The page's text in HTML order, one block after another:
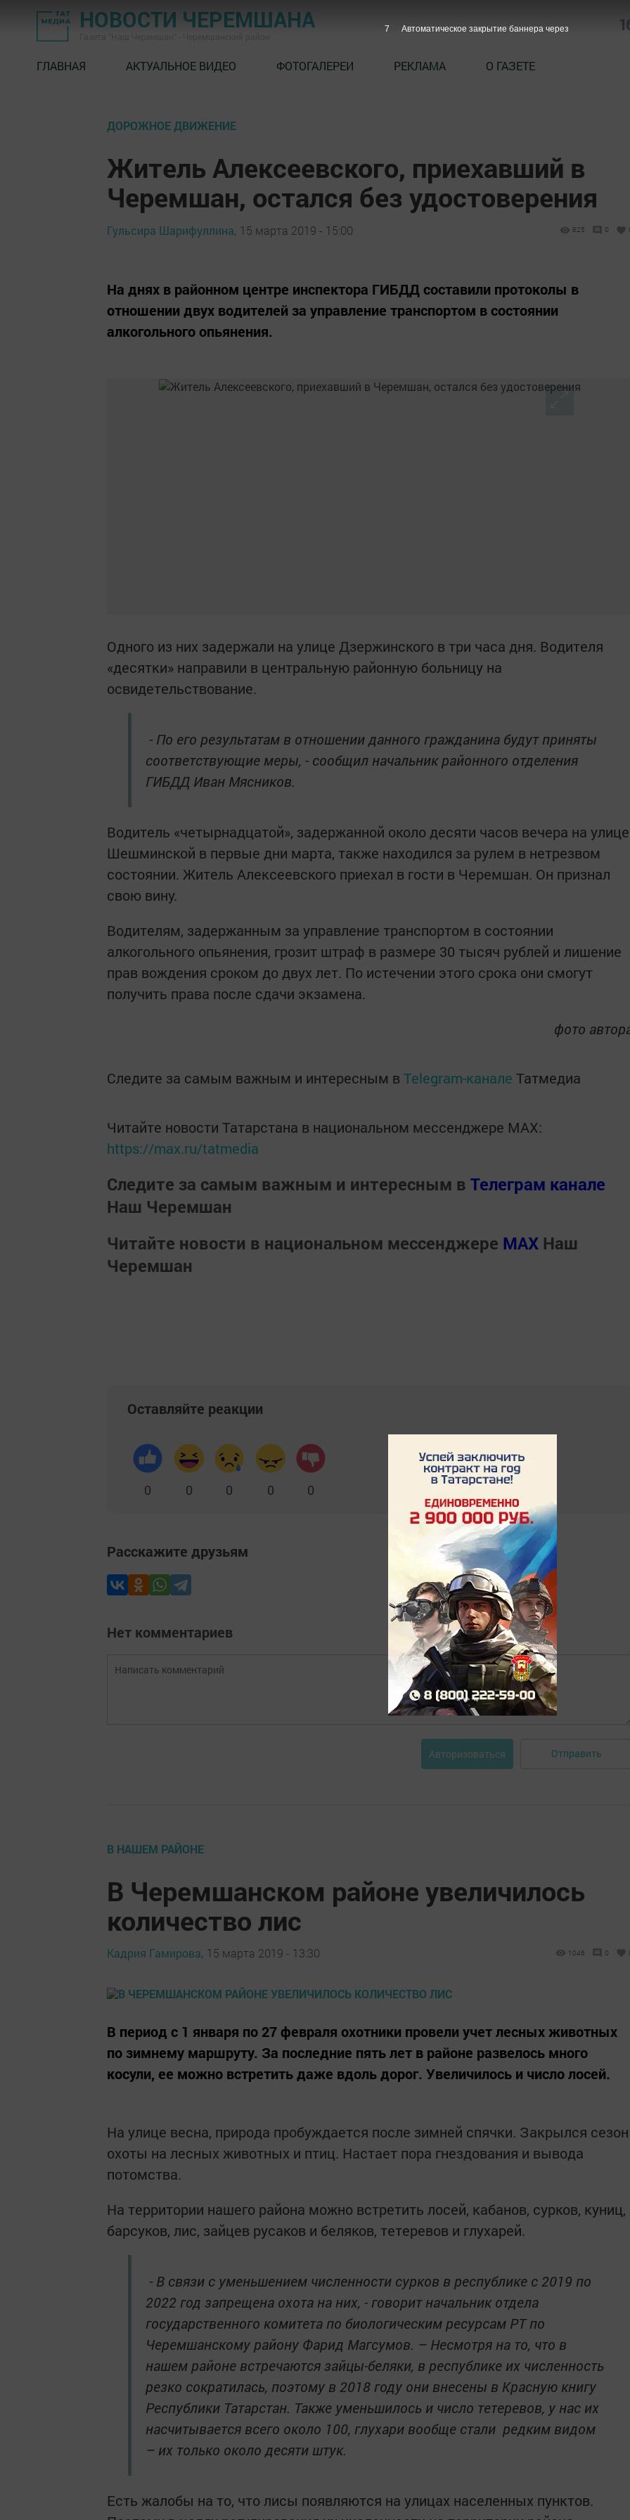
НОВОСТИ ЧЕРЕМШАНА
ГЛАВНАЯ АКТУАЛЬНОЕ ВИДЕО ФОТОГАЛЕРЕИ РЕКЛАМА О ГАЗЕТЕ
ДОРОЖНОЕ ДВИЖЕНИЕ
Житель Алексеевского, приехавший в
Черемшан, остался без удостоверения
Гульсира Шарифуллина, 15 марта 2019 - 15:00 825 0
На днях в районном центре инспектора ГИБДД составили протоколы в
отношении двух водителей за управление транспортом в состоянии
алкогольного опьянения.
Одного из них задержали на улице Дзержинского в три часа дня. Водителя
«десятки» направили в центральную районную больницу на
освидетельствование.
- По его результатам в отношении данного гражданина будут приняты
соответствующие меры, - сообщил начальник районного отделения
ГИБДД Иван Мясников.
Водитель «четырнадцатой», задержанной около десяти часов вечера на улице
Шешминской в первые дни марта, также находился за рулем в нетрезвом
состоянии. Житель Алексеевского приехал в гости в Черемшан. Он признал
свою вину.
Водителям, задержанным за управление транспортом в состоянии
алкогольного опьянения, грозит штраф в размере 30 тысяч рублей и лишение
прав вождения сроком до двух лет. По истечении этого срока они смогут
получить права после сдачи экзамена.
фото
Следите за самым важным и интересным в Telegram-канале Татмедиа
Читайте новости Татарстана в национальном мессенджере MАХ:
https://max.ru/tatmedia
Следите за самым важным и интересным в Телеграм канале
Наш Черемшан
Читайте новости в национальном мессенджере MАХ Наш
Черемшан
Оставляйте реакции
0 0 0 0 0
Расскажите друзьям
Нет комментариев
Авторизоваться Отправить
В НАШЕМ РАЙОНЕ
В Черемшанском районе увеличилось
количество лис
Кадрия Гамирова, 15 марта 2019 - 13:30 1046 0
В период с 1 января по 27 февраля охотники провели учет лесных животных
по зимнему маршруту. За последние пять лет в районе развелось много
косули, ее можно встретить даже вдоль дорог. Увеличилось и число лосей.
На улице весна, природа пробуждается после зимней спячки. Закрылся сезон
охоты на лесных животных и птиц. Настает пора гнездования и вывода
потомства.
На территории нашего района можно встретить лосей, кабанов, сурков, куниц,
барсуков, лис, зайцев русаков и беляков, тетеревов и глухарей.
- В связи с уменьшением численности сурков в республике с 2019 по
2022 год запрещена охота на них, - говорит начальник отдела
государственного комитета по биологическим ресурсам РТ по
Черемшанскому району Фарид Магсумов. – Несмотря на то, что в
нашем районе встречаются зайцы-беляки, в республике их численность
резко сократилась, поэтому в 2018 году они внесены в Красную книгу
Республики Татарстан. Также уменьшилось и число тетеревов, у нас их
насчитывается всего около 100, глухари вообще стали редким видом
– их только около десяти штук.
Есть жалобы на то, что лисы появляются на улицах населенных пунктов.
6 Автоматическое закрытие баннера через